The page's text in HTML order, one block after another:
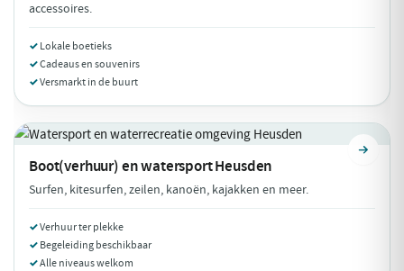
accessoires.
Lokale boetieks
Cadeaus en souvenirs
Versmarkt in de buurt
Boot(verhuur) en watersportHeusden
Surfen, kitesurfen, zeilen, kanoën, kajakken en meer.
Verhuur ter plekke
Begeleiding beschikbaar
Alle niveaus welkom